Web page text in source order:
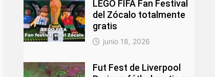
LEGO FIFA Fan Festival
del Zócalo totalmente
gratis
junio 18, 2026
Fut Fest de Liverpool